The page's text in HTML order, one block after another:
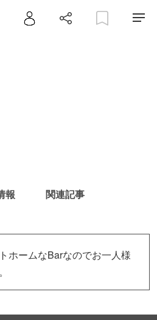
報 関連記事
ホームなBarなのでお一人様